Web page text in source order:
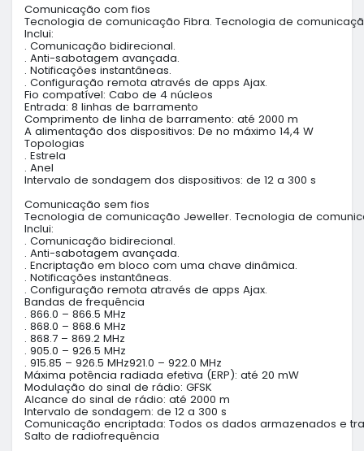
Comunicação com fios
Tecnologia de comunicação Fibra. Tecnologia de
Inclui:
. Comunicação bidirecional.
. Anti-sabotagem avançada.
. Notificações instantâneas.
. Configuração remota através de apps Ajax.
Fio compatível: Cabo de 4 núcleos
Entrada: 8 linhas de barramento
Comprimento de linha de barramento: até 2000 m
A alimentação dos dispositivos: De no máximo 14,4 W
Topologias
. Estrela
. Anel
Intervalo de sondagem dos dispositivos: de 12 a 300 s
Comunicação sem fios
Tecnologia de comunicação Jeweller. Tecnologia de
Inclui:
. Comunicação bidirecional.
. Anti-sabotagem avançada.
. Encriptação em bloco com uma chave dinâmica.
. Notificações instantâneas.
. Configuração remota através de apps Ajax.
Bandas de frequência
. 866.0 – 866.5 MHz
. 868.0 – 868.6 MHz
. 868.7 – 869.2 MHz
. 905.0 – 926.5 MHz
. 915.85 – 926.5 MHz921.0 – 922.0 MHz
Máxima potência radiada efetiva (ERP): até 20 mW
Modulação do sinal de rádio: GFSK
Alcance do sinal de rádio: até 2000 m
Intervalo de sondagem: de 12 a 300 s
Comunicação encriptada: Todos os dados armazenados e
Salto de radiofrequência